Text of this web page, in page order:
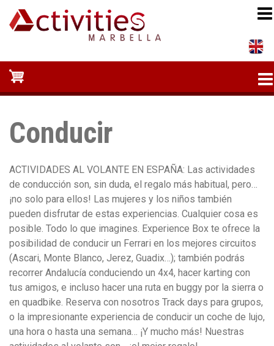
Pasar
Conducir
ACTIVIDADES AL VOLANTE EN ESPAÑA: Las actividades
de conducción son, sin duda, el regalo más habitual, pero…
¡no solo para ellos! Las mujeres y los niños también
pueden disfrutar de estas experiencias. Cualquier cosa es
posible. Todo lo que imagines. Experience Box te ofrece la
posibilidad de conducir un Ferrari en los mejores circuitos
(Ascari, Monte Blanco, Jerez, Guadix…); también podrás
recorrer Andalucía conduciendo un 4x4, hacer karting con
tus amigos, e incluso hacer una ruta en buggy por la sierra o
en quadbike. Reserva con nosotros Track days para grupos,
o la impresionante experiencia de conducir un coche de lujo,
una hora o hasta una semana… ¡Y mucho más! Nuestras